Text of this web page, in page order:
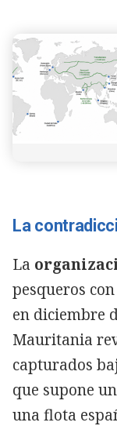
La
La
pesqueros
en diciembre
Mauritania
capturados
que supone
una flota